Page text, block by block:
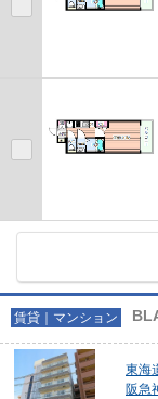
賃貸｜マンション
東海
阪急